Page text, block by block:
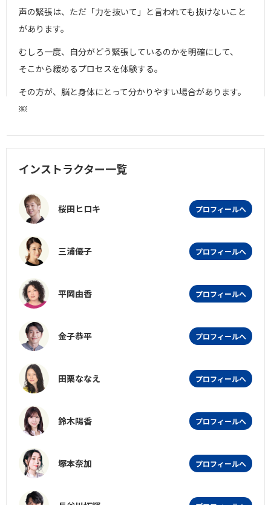
声の緊張は、ただ「力を抜いて」と言われても抜けないこと
があります。
むしろ一度、自分がどう緊張しているのかを明確にして、
そこから緩めるプロセスを体験する。
その方が、脳と身体にとって分かりやすい場合があります。
￼
インストラクター一覧
桜田ヒロキ プロフィールへ
三浦優子 プロフィールへ
平岡由香 プロフィールへ
金子恭平 プロフィールへ
田栗ななえ プロフィールへ
鈴木陽香 プロフィールへ
塚本奈加 プロフィールへ